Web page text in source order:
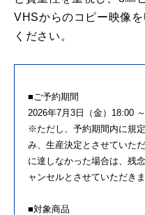
VHSからのコピー映像
ください。
■ご予約期間
2026年7月3日（金）18:00
※ただし、予約期間内に規
み、生産決定とさせていた
に達しなかった場合は、残
ャンセルとさせていただき
■対象商品